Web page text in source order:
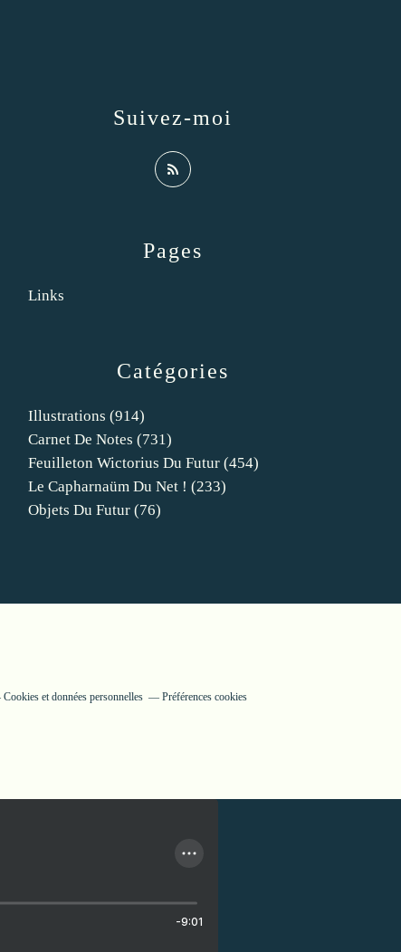
Catégories
Illustrations (914)
Carnet De Notes (731)
Feuilleton Wictorius Du Futur (454)
Le Capharnaüm Du Net ! (233)
Objets Du Futur (76)
Pages
Links
Suivez-moi
Cookies et données personnelles Préférences cookies
-9:01